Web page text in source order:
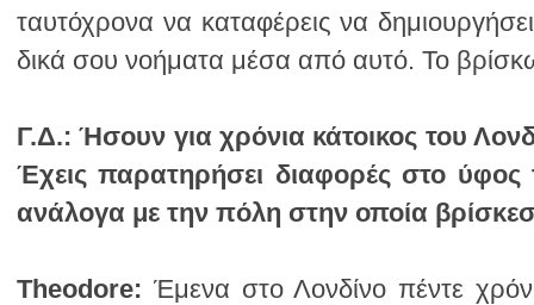
δικά σου νοήματα μέσα από αυτό. Το
Γ.Δ.:
ανάλογα με την πόλη στην οποία
Theodore: